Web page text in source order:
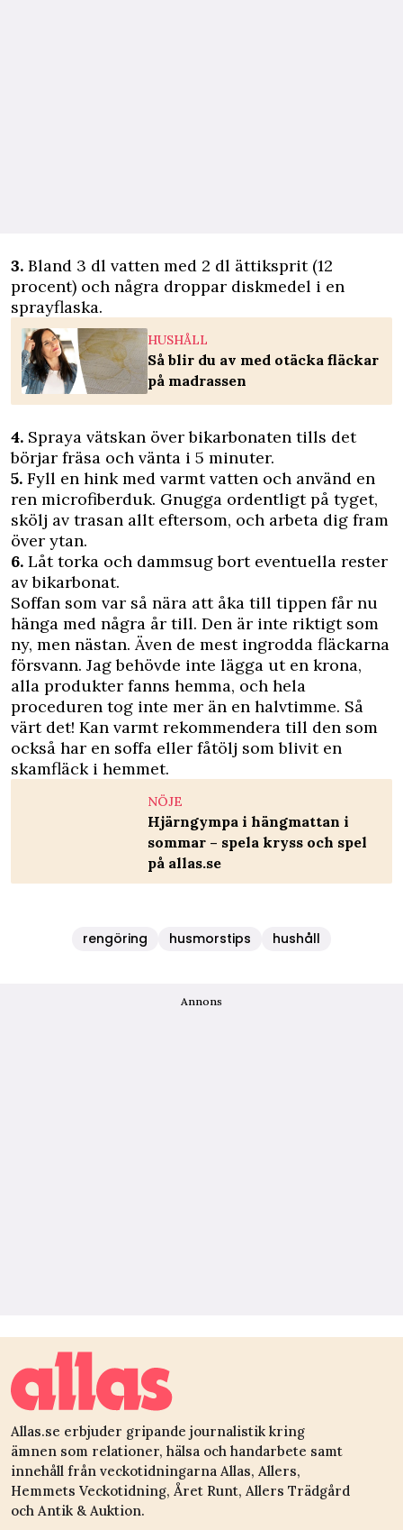
3. Bland 3 dl vatten med 2 dl ättiksprit (12
procent) och några droppar diskmedel i en
sprayflaska.
HUSHÅLL
Så blir du av med otäcka fläckar
på madrassen
4. Spraya vätskan över bikarbonaten tills det
börjar fräsa och vänta i 5 minuter.
5. Fyll en hink med varmt vatten och använd en
ren microfiberduk. Gnugga ordentligt på tyget,
skölj av trasan allt eftersom, och arbeta dig fram
över ytan.
6. Låt torka och dammsug bort eventuella rester
av bikarbonat.
Soffan som var så nära att åka till tippen får nu
hänga med några år till. Den är inte riktigt som
ny, men nästan. Även de mest ingrodda fläckarna
försvann. Jag behövde inte lägga ut en krona,
alla produkter fanns hemma, och hela
proceduren tog inte mer än en halvtimme. Så
värt det! Kan varmt rekommendera till den som
också har en soffa eller fåtölj som blivit en
skamfläck i hemmet.
NÖJE
Hjärngympa i hängmattan i
sommar – spela kryss och spel
på allas.se
rengöring husmorstips hushåll
Annons
Allas.se erbjuder gripande journalistik kring
ämnen som relationer, hälsa och handarbete samt
innehåll från veckotidningarna Allas, Allers,
Hemmets Veckotidning, Året Runt, Allers Trädgård
och Antik & Auktion.